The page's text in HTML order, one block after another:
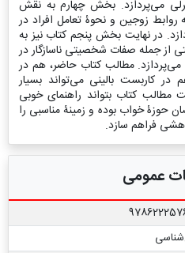
می‌پردازد. بخش چهارم به نقش
زوجین و نحوۀ تعامل افراد در
در نهایت بخش پنجم کتاب نیز به
از جمله صفات شخصیتی ناسازگار در
مطالب کتاب حاضر، هم در
کاربست بالینی می‌تواند بسیار
مطالب کتاب بتواند راهنمای خوبی
حوزۀ خواب بوده و زمینۀ مناسبی را
فراهم سازد.
عمومی